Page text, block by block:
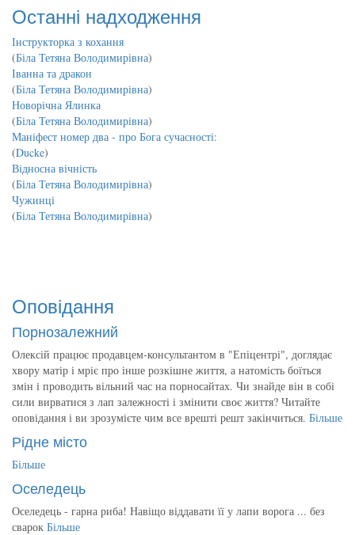
Останні надходження
Інструкторка з кохання
(Біла Тетяна Володимирівна)
Іванна та дракон
(Біла Тетяна Володимирівна)
Новорічна Ялинка
(Біла Тетяна Володимирівна)
Маніфест номер два - про Бога сучасності:
(Ducke)
Відносна вічність
(Біла Тетяна Володимирівна)
Чужинці
(Біла Тетяна Володимирівна)
Оповідання
Порнозалежний
Олексій працює продавцем-консультантом в "Епіцентрі", доглядає
хвору матір і мріє про інше розкішне життя, а натомість боїться
змін і проводить вільний час на порносайтах. Чи знайде він в собі
сили вирватися з лап залежності і змінити своє життя? Читайте
оповідання і ви зрозумієте чим все врешті решт закінчиться. Більше
Рідне місто
Більше
Оселедець
Оселедець - гарна риба! Навіщо віддавати її у лапи ворога ... без
сварок Більше